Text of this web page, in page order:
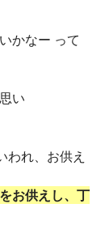
かなー って
い
われ、お供え
お供えし、丁